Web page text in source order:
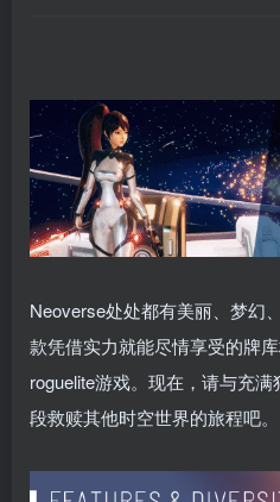
Neoverse处处都有美丽、梦幻
款凭借实力就能尽情享受的牌库
roguelite游戏。现在，请与充
段救赎其他时空世界的旅程吧。